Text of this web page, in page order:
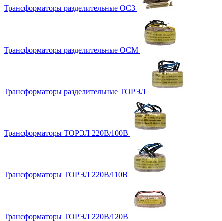
Трансформаторы разделительные ОСЗ
Трансформаторы разделительные ОСМ
Трансформаторы разделительные ТОРЭЛ
Трансформаторы ТОРЭЛ 220В/100В
Трансформаторы ТОРЭЛ 220В/110В
Трансформаторы ТОРЭЛ 220В/120В